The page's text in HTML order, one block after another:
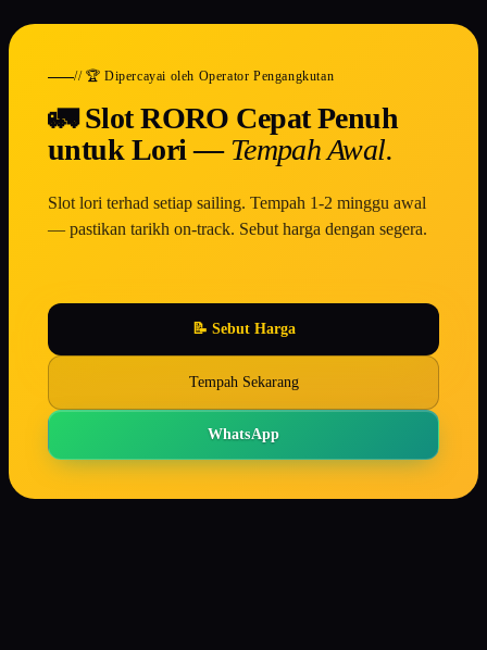
// 🏆 Dipercayai oleh Operator Pengangkutan
🚛 Slot RORO Cepat Penuh
untuk Lori — Tempah Awal.
Slot lori terhad setiap sailing. Tempah 1-2 minggu awal
— pastikan tarikh on-track. Sebut harga dengan segera.
📝 Sebut Harga
Tempah Sekarang
WhatsApp